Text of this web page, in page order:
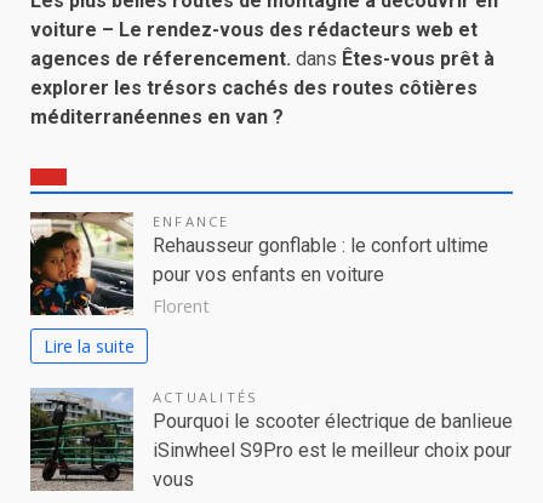
voiture – Le rendez-vous des rédacteurs web et
agences de réferencement. dans Êtes-vous prêt à
explorer les trésors cachés des routes côtières
méditerranéennes en van ?
ENFANCE
Rehausseur gonflable : le confort ultime
pour vos enfants en voiture
Florent
Lire la suite
ACTUALITÉS
Pourquoi le scooter électrique de banlieue
iSinwheel S9Pro est le meilleur choix pour
vous